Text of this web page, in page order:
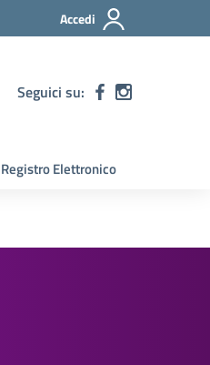
Accedi
Seguici su:
Registro Elettronico